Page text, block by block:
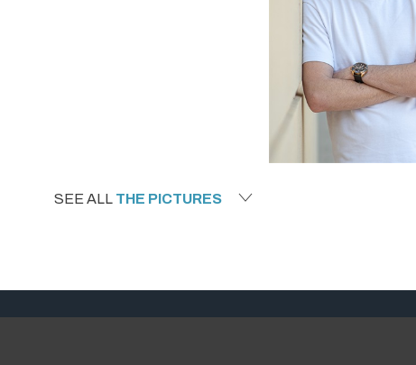
SEE ALL THE PICTURES